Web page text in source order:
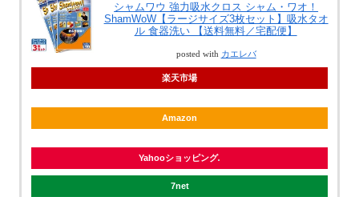
シャムワウ 強力吸水クロス シャム・ワオ！
ShamWoW【ラージサイズ3枚セット】吸水タオ
ル 食器洗い 【送料無料／宅配便】
posted with カエレバ
楽天市場
Amazon
Yahooショッピング
7net